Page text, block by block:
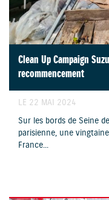
Clean Up Campaign
recommencement
LE 22 MAI 2024
Sur les bords de Seine
parisienne, une
France...